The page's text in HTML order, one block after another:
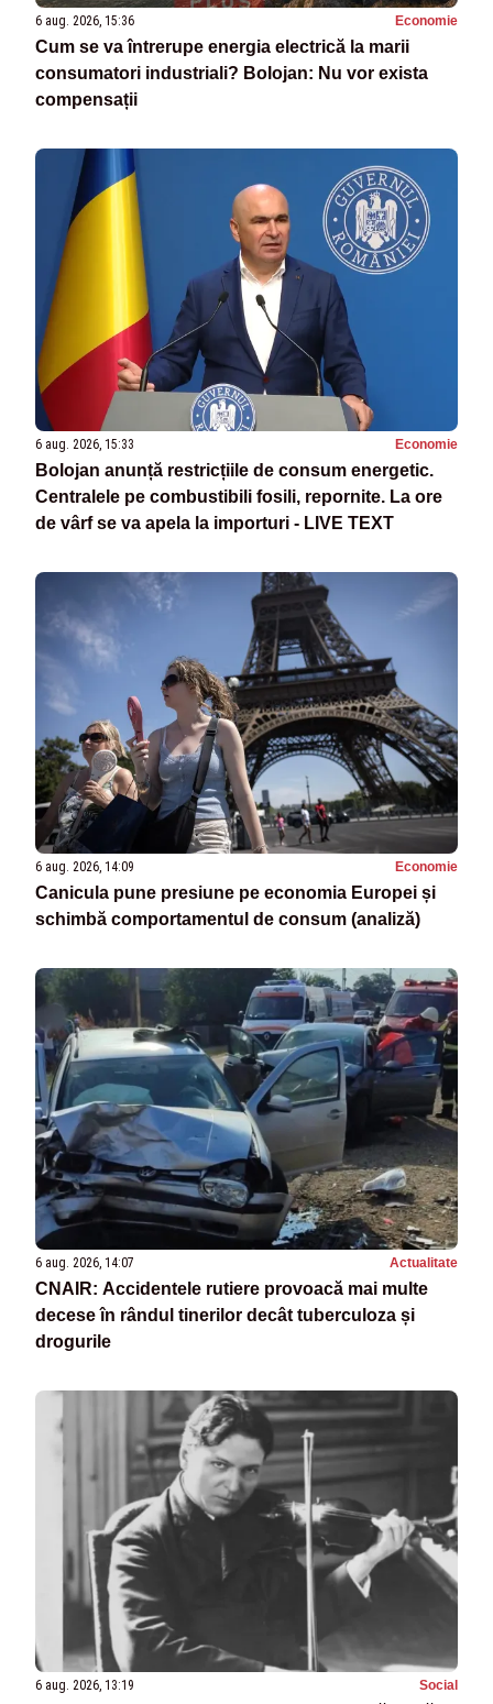
6 aug. 2026, 15:36 Economie
Cum se va întrerupe energia electrică la marii
consumatori industriali? Bolojan: Nu vor exista
compensații
6 aug. 2026, 15:33 Economie
Bolojan anunță restricțiile de consum energetic.
Centralele pe combustibili fosili, repornite. La ore
de vârf se va apela la importuri - LIVE TEXT
6 aug. 2026, 14:09 Economie
Canicula pune presiune pe economia Europei și
schimbă comportamentul de consum (analiză)
6 aug. 2026, 14:07 Actualitate
CNAIR: Accidentele rutiere provoacă mai multe
decese în rândul tinerilor decât tuberculoza și
drogurile
6 aug. 2026, 13:19 Social